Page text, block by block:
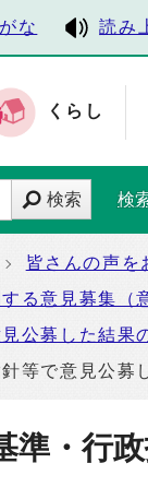
な 読み
くらし
検索 検
皆さんの声を
る意見募集（
公募した結果
等で意見公募
・行